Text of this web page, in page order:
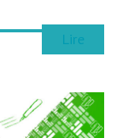
Lire